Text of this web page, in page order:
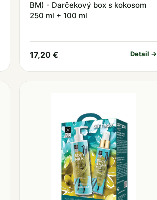
BM) - Darčekový box s kokosom
250 ml + 100 ml
17,20 € Detail →